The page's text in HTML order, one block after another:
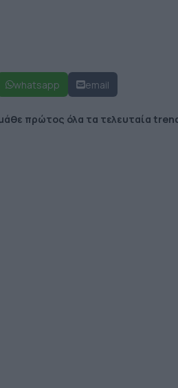
ΠΟΥ ΜΙΑ ΧΕΙΜΩΝΙΆΤΙΚΗ
whatsapp email
πρώτος όλα τα τελευταία